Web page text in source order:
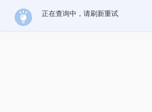
正在查询中，请刷新重试